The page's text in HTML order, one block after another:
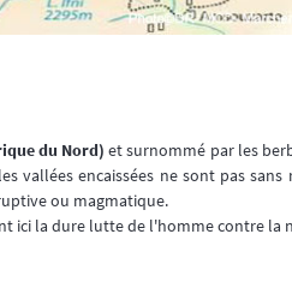
du Nord)et surnommé par les
vallées encaissées ne sont pas sans
ou magmatique.
ici la dure lutte de l'homme contre la